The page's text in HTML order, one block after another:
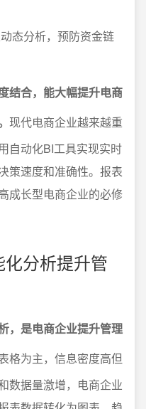
态分析，预防资金链
结合，能大幅提升电商
现代电商企业越来越重
自动化BI工具实现实时
策速度和准确性。报表
成长型电商企业的必修
分析提升管
，是电商企业提升管理
格为主，信息密度高但
数据量激增，电商企业